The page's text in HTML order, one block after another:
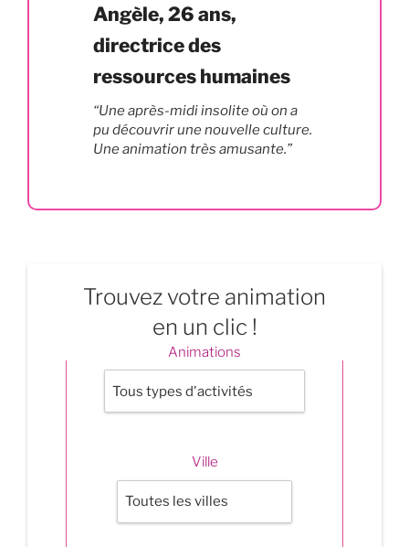
Angèle, 26 ans,
directrice des
ressources humaines
“Une après-midi insolite où on a
pu découvrir une nouvelle culture.
Une animation très amusante.”
Trouvez votre animation
en un clic !
Animations
Ville